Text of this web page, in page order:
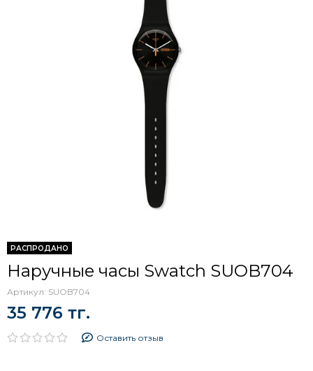
РАСПРОДАНО
Наручные часы Swatch SUOB704
Артикул: SUOB704
35 776 тг.
Оставить отзыв